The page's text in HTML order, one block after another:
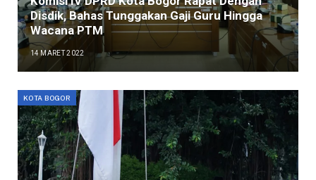
Disdik, Bahas Tunggakan Gaji Guru Hingga
Wacana PTM
14 MARET 2022
KOTA BOGOR